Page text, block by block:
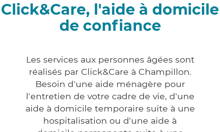
Click&Care, l'aide à domicile
de confiance
Les services aux personnes âgées sont
réalisés par Click&Care à Champillon.
Besoin d'une aide ménagère pour
l'entretien de votre cadre de vie, d'une
aide à domicile temporaire suite à une
hospitalisation ou d'une aide à